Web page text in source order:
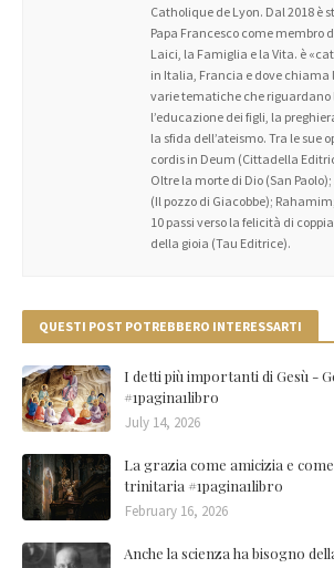
Catholique de Lyon. Dal 2018 è
Papa Francesco come membro
Laici, la Famiglia e la Vita. è
in Italia, Francia e dove chiama
varie tematiche che riguardano
l’educazione dei figli, la
la sfida dell’ateismo. Tra le sue
cordis in Deum (Cittadella
Oltre la morte di Dio (San
(Il pozzo di Giacobbe);
10 passi verso la felicità di
della gioia (Tau Editrice).
QUESTI POST POTREBBERO INTERESSARTI
I detti più importanti di Gesù -
#1pagina1libro
July 14, 2026
La grazia come amicizia e
trinitaria #1pagina1libro
February 16, 2026
Anche la scienza ha bisogno